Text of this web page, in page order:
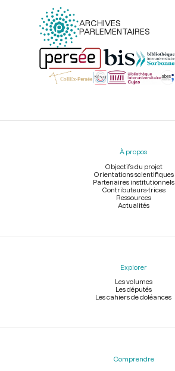
ARCHIVES
PARLEMENTAIRES
Menu
À propos
Objectifs du projet
Orientations scientifiques
Partenaires institutionnels
Contributeurs-trices
Ressources
Actualités
Explorer
Les volumes
Les députés
Les cahiers de doléances
Comprendre